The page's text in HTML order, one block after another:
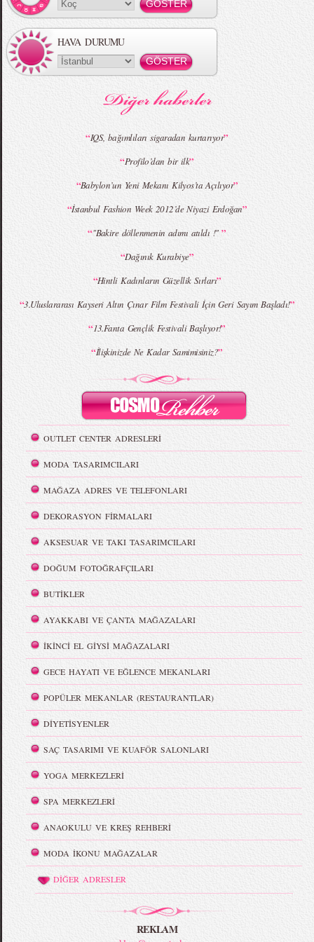
MBFWI - Gülçin Çengel 2015 Yaz
MBFWI - Zeynep Erdoğan 2015 Yaz
MBFWI - Giray Sepin 2015 Yaz Koleksiyonu MBFWI - Burçe Bekrek 2015 Yaz Koleksiyonu
HAVA DURUMU
“IQS, bağımlıları sigaradan kurtarıyor”
“Profilo’dan bir ilk”
“Babylon’un Yeni Mekanı Kilyos’ta Açılıyor”
“İstanbul Fashion Week 2012’de Niyazi Erdoğan”
“''Bakire döllenmenin adımı atıldı !''”
“Dağınık Kurabiye”
“Hintli Kadınların Güzellik Sırları”
“3.Uluslararası Kayseri Altın Çınar Film Festivali İçin Geri Sayım Başladı!”
“13.Fanta Gençlik Festivali Başlıyor!”
“İlişkinizde Ne Kadar Samimisiniz?”
OUTLET CENTER ADRESLERİ
MODA TASARIMCILARI
MAĞAZA ADRES VE TELEFONLARI
DEKORASYON FİRMALARI
AKSESUAR VE TAKI TASARIMCILARI
DOĞUM FOTOĞRAFÇILARI
BUTİKLER
AYAKKABI VE ÇANTA MAĞAZALARI
İKİNCİ EL GİYSİ MAĞAZALARI
GECE HAYATI VE EĞLENCE MEKANLARI
POPÜLER MEKANLAR (RESTAURANTLAR)
DİYETİSYENLER
SAÇ TASARIMI VE KUAFÖR SALONLARI
YOGA MERKEZLERİ
SPA MERKEZLERİ
ANAOKULU VE KREŞ REHBERİ
MODA İKONU MAĞAZALAR
DİĞER ADRESLER
REKLAM